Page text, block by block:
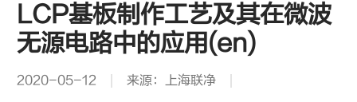
LCP基板制作工艺及其在微波
无源电路中的应用(en)
2020-05-12 来源：上海联净